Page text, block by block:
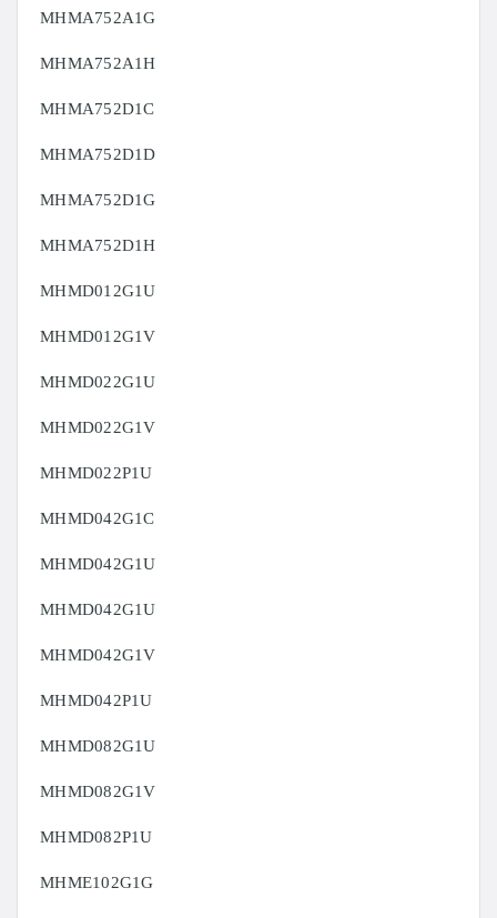
MHMA752A1G
MHMA752A1H
MHMA752D1C
MHMA752D1D
MHMA752D1G
MHMA752D1H
MHMD012G1U
MHMD012G1V
MHMD022G1U
MHMD022G1V
MHMD022P1U
MHMD042G1C
MHMD042G1U
MHMD042G1U
MHMD042G1V
MHMD042P1U
MHMD082G1U
MHMD082G1V
MHMD082P1U
MHME102G1G